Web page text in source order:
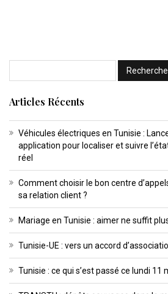
Articles Récents
Véhicules électriques en Tunisie :
application pour localiser et suivre
réel
Comment choisir le bon centre
sa relation client ?
Mariage en Tunisie : aimer ne suffit
Tunisie-UE : vers un accord
Tunisie : ce qui s’est passé ce lundi 11